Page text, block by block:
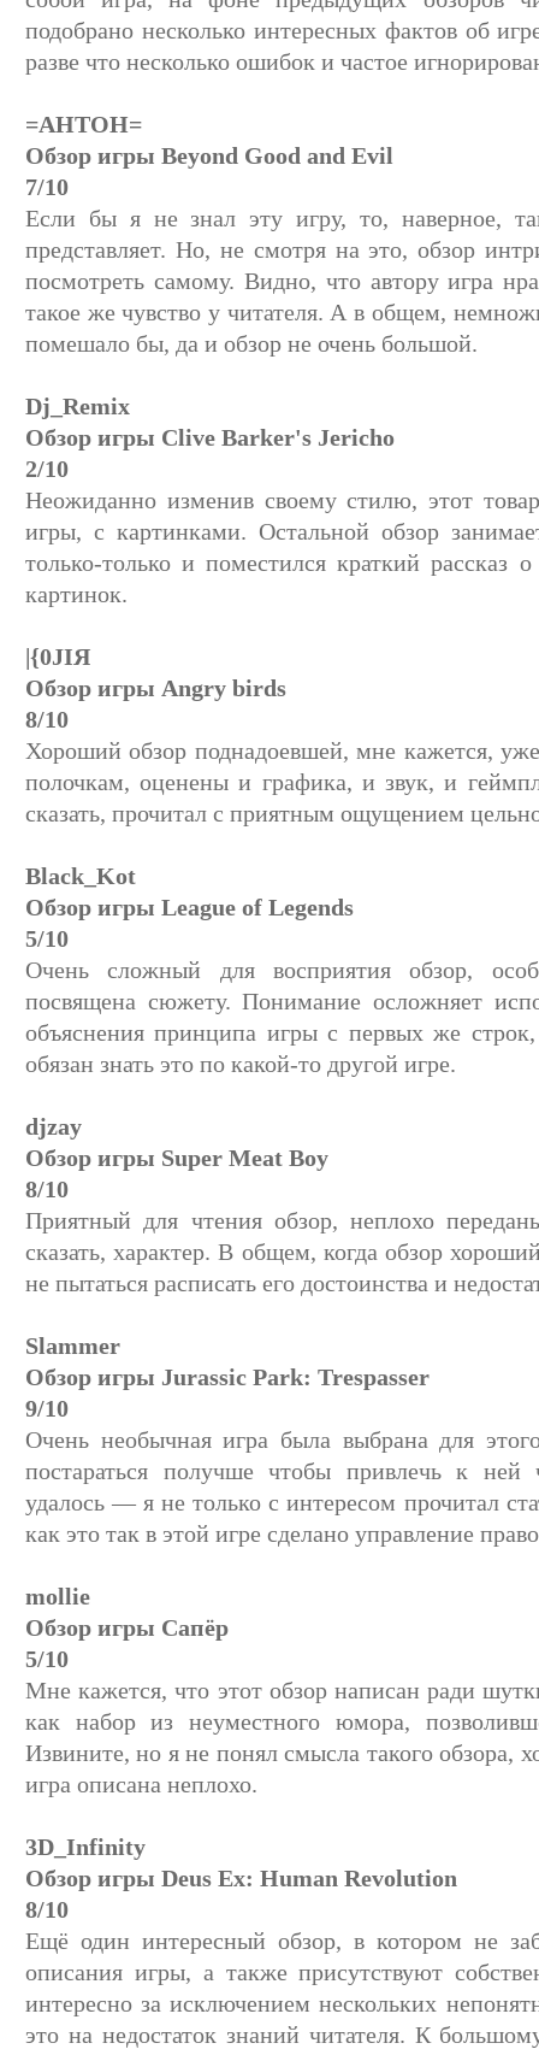
подобрано несколько интересных фактов об
разве что несколько ошибок и частое
=AHTOH=
Обзор игры Beyond Good and Evil
7/10
Если бы я не знал эту игру, то, наверное,
представляет. Но, не смотря на это, обзор
посмотреть самому. Видно, что автору игра
такое же чувство у читателя. А в общем,
помешало бы, да и обзор не очень большой.
Dj_Remix
Обзор игры Clive Barker's Jericho
2/10
Неожиданно изменив своему стилю, этот
игры, с картинками. Остальной обзор
только-только и поместился краткий
картинок.
|{0JIЯ
Обзор игры Angry birds
8/10
Хороший обзор поднадоевшей, мне кажется,
полочкам, оценены и графика, и звук, и
сказать, прочитал с приятным ощущением
Black_Kot
Обзор игры League of Legends
5/10
Очень сложный для восприятия обзор,
посвящена сюжету. Понимание осложняет
объяснения принципа игры с первых же строк,
обязан знать это по какой-то другой игре.
djzay
Обзор игры Super Meat Boy
8/10
Приятный для чтения обзор, неплохо
сказать, характер. В общем, когда обзор
не пытаться расписать его достоинства и
Slammer
Обзор игры Jurassic Park: Trespasser
9/10
Очень необычная игра была выбрана для
постараться получше чтобы привлечь к
удалось — я не только с интересом прочитал
как это так в этой игре сделано управление
mollie
Обзор игры Сапёр
5/10
Мне кажется, что этот обзор написан ради
как набор из неуместного юмора,
Извините, но я не понял смысла такого обзора,
игра описана неплохо.
3D_Infinity
Обзор игры Deus Ex: Human Revolution
8/10
Ещё один интересный обзор, в котором не
описания игры, а также присутствуют
интересно за исключением нескольких
это на недостаток знаний читателя. К